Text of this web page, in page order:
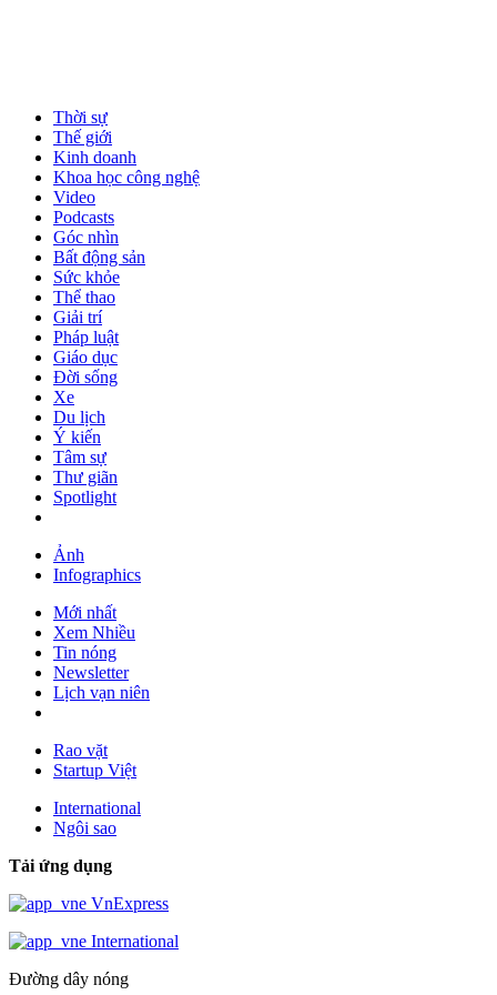
Thời sự
Thế giới
Kinh doanh
Khoa học công nghệ
Video
Podcasts
Góc nhìn
Bất động sản
Sức khỏe
Thể thao
Giải trí
Pháp luật
Giáo dục
Đời sống
Xe
Du lịch
Ý kiến
Tâm sự
Thư giãn
Spotlight
Ảnh
Infographics
Mới nhất
Xem Nhiều
Tin nóng
Newsletter
Lịch vạn niên
Rao vặt
Startup Việt
International
Ngôi sao
Tải ứng dụng
VnExpress
International
Đường dây nóng